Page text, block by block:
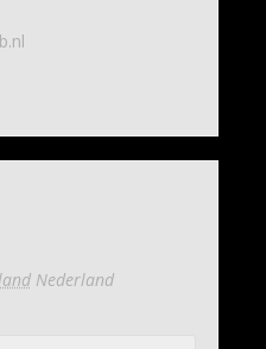
Nederland